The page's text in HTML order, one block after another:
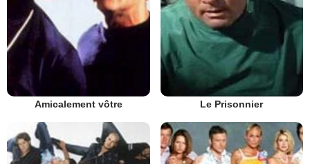
Amicalement vôtre Le Prisonnier